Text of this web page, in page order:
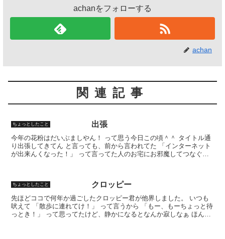
achanをフォローする
achan
関連記事
ちょっとしたこと 出張
今年の花粉はだいぶましやん！ って思う今日この頃＾＾ タイトル通
り出張してきてん と言っても、前から言われてた 「インターネット
が出来んくなった！」 って言ってた人のお宅にお邪魔してつなぐっ
ちょっとしたこと クロッピー
先ほどココで何年か過ごしたクロッピー君が他界しました。 いつも
吠えて 「散歩に連れてけ！」 って言うから 「もー、もーちょっと待
っとき！」 って思ってたけど、静かになるとなんか寂しなぁ ほんの